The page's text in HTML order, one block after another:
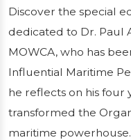
Maritime
he reflects on his...
Publié le 23/01/
Discover the special
dedicated to Dr. Paul
MOWCA, who has
Influential Maritime
he reflects on his four
transformed the
maritime powerhouse.